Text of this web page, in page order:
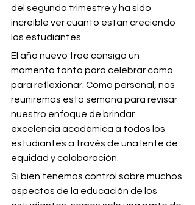
del segundo trimestre y ha sido
increíble ver cuánto están creciendo
los estudiantes.
El año nuevo trae consigo un
momento tanto para celebrar como
para reflexionar. Como personal, nos
reuniremos esta semana para revisar
nuestro enfoque de brindar
excelencia académica a todos los
estudiantes a través de una lente de
equidad y colaboración.
Si bien tenemos control sobre muchos
aspectos de la educación de los